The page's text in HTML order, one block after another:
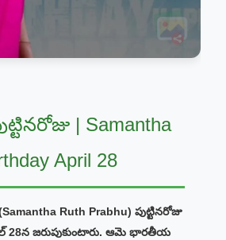
| Samantha
April 28
Ruth Prabhu) పుట్టినరోజు
28న జరుపుకుంటారు. ఆమె భారతీయ